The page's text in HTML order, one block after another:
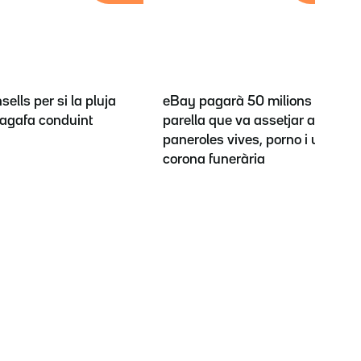
per si la pluja
conduint
eBay pagarà 50 milions a la
parella que va assetjar amb
paneroles vives, porno i una
corona funerària